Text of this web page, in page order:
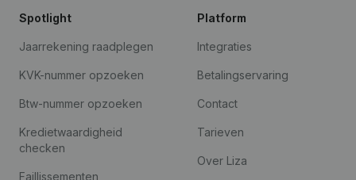
Spotlight
Jaarrekening raadplegen
KVK-nummer opzoeken
Btw-nummer opzoeken
Kredietwaardigheid
checken
Faillissementen
Platform
Integraties
Betalingservaring
Contact
Tarieven
Over Liza